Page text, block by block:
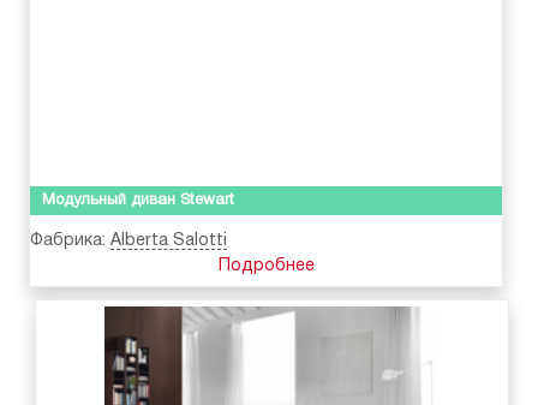
Модульный диван Stewart
Фабрика: Alberta Salotti
Подробнее